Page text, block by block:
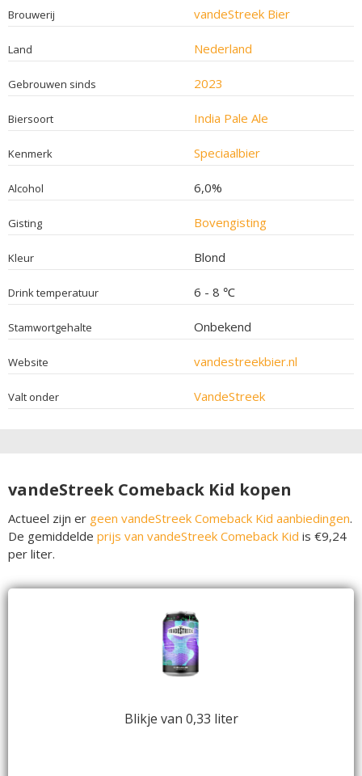
Brouwerij vandeStreek Bier
Land Nederland
Gebrouwen sinds 2023
Biersoort India Pale Ale
Kenmerk Speciaalbier
Alcohol 6,0%
Gisting Bovengisting
Kleur Blond
Drink temperatuur 6 - 8 ℃
Stamwortgehalte Onbekend
Website vandestreekbier.nl
Valt onder VandeStreek
vandeStreek Comeback Kid kopen
Actueel zijn er geen vandeStreek Comeback Kid aanbiedingen.
De gemiddelde prijs van vandeStreek Comeback Kid is €9,24
per liter.
Blikje van 0,33 liter